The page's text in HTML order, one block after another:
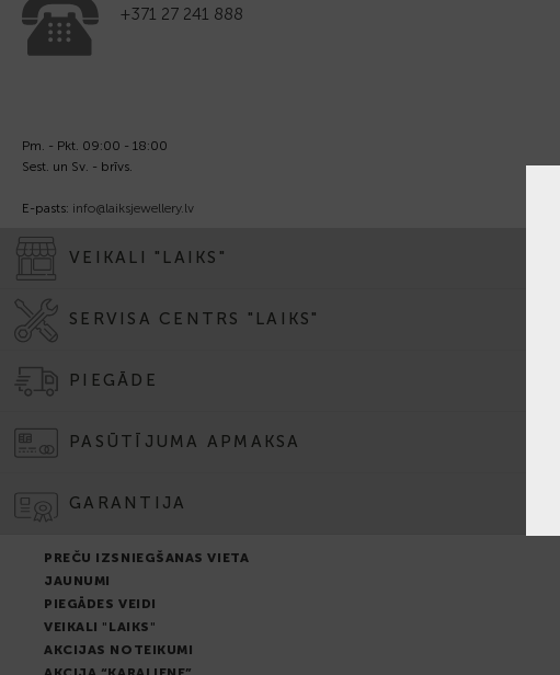
+371 27 241 888
Pm. - Pkt. 09:00 - 18:00
Sest. un Sv. - brīvs.
E-pasts: info@laiksjewellery.lv
VEIKALI "LAIKS"
SERVISA CENTRS "LAIKS"
PIEGĀDE
PASŪTĪJUMA APMAKSA
GARANTIJA
PREČU IZSNIEGŠANAS VIETA
JAUNUMI
PIEGĀDES VEIDI
VEIKALI "LAIKS"
AKCIJAS NOTEIKUMI